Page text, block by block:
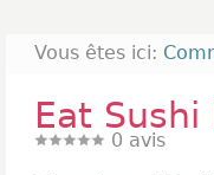
Vous êtes ici:
Eat Sushi
0 avis